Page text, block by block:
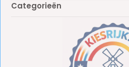
Categorieën